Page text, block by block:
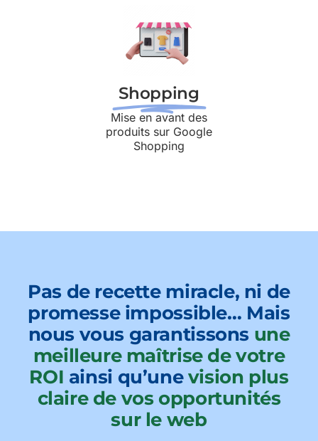
Shopping
Mise en avant des
produits sur Google
Shopping
Pas de recette miracle, ni de
promesse impossible… Mais
nous vous garantissons une
meilleure maîtrise de votre
ROI ainsi qu’unevision plus
claire de vos opportunités
sur le web